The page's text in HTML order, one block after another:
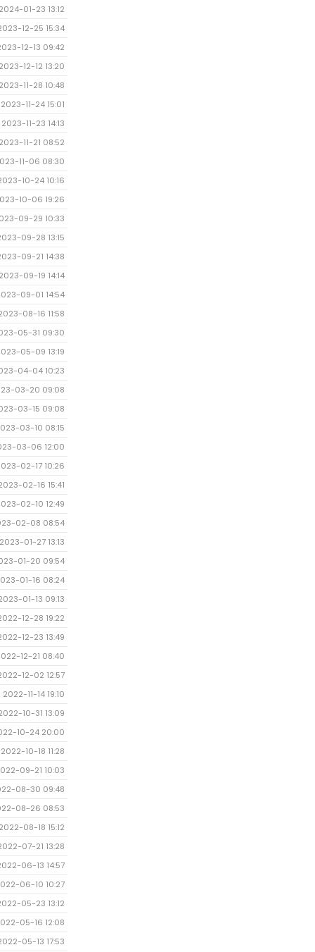
2024-01-23 13:12
12-25 15:34
12-13 09:42
2023-12-12 13:20
2023-11-28 10:48
2023-11-24 15:01
2023-11-23 14:13
2023-11-21 08:52
11-06 08:30
10-24 10:16
10-06 19:26
09-29 10:33
09-28 13:15
09-21 14:38
2023-09-19 14:14
09-01 14:54
08-16 11:58
05-31 09:30
05-09 13:19
04-04 10:23
03-20 09:08
03-15 09:08
03-10 08:15
03-06 12:00
02-17 10:26
02-16 15:41
02-10 12:49
02-08 08:54
2023-01-27 13:13
01-20 09:54
01-16 08:24
01-13 09:13
12-28 19:22
12-23 13:49
12-21 08:40
12-02 12:57
2022-11-14 19:10
10-31 13:09
10-24 20:00
2022-10-18 11:28
09-21 10:03
08-30 09:48
08-26 08:53
2022-08-18 15:12
07-21 13:28
06-13 14:57
06-10 10:27
05-23 13:12
05-16 12:08
05-13 17:53